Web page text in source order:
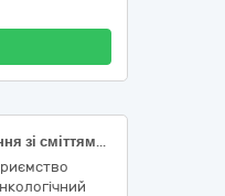
«Утилізація сміття та поводження зі сміттям» відповідно до ДК 021:2015 90510000-5 - Послуги з вивезення твердих побутових відходів (ТПВ) з урахування операцій поводження з побутовими відходами (утилізація/захоронення).